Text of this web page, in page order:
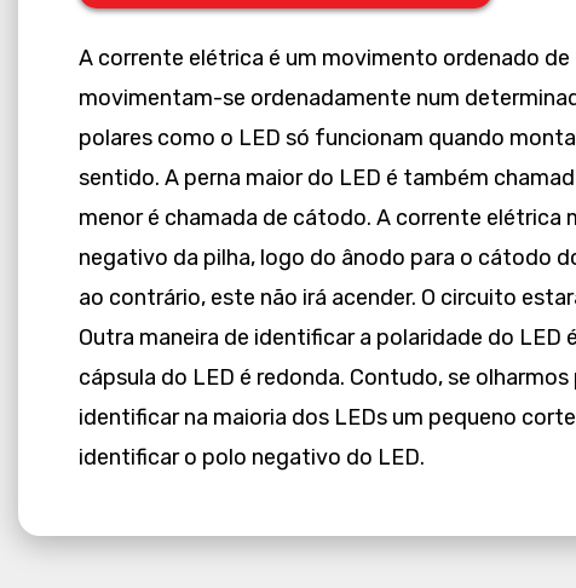
A corrente elétrica é um movimento ordenado de
movimentam-se ordenadamente num
polares como o LED só funcionam quando
sentido. A perna maior do LED é também
menor é chamada de cátodo. A corrente elétrica
negativo da pilha, logo do ânodo para o cátodo
ao contrário, este não irá acender. O circuito
Outra maneira de identificar a polaridade do LED
cápsula do LED é redonda. Contudo, se
identificar na maioria dos LEDs um pequeno
identificar o polo negativo do LED.